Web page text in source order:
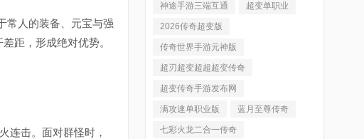
人的装备、元宝与强
距，形成绝对优势。
连击。面对群怪时，
神途手游三端互通 超变单职业
2026传奇超变版
传奇世界手游元神版
超刃超变超超超变传奇
超变传奇手游发布网
满攻速单职业版 蓝月至尊传奇
七彩火龙二合一传奇